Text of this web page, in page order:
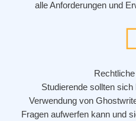
alle Anforderungen und
Studierende sollten
Verwendung von
Fragen aufwerfen kann und